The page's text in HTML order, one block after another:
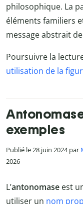
philosophique. La
éléments familiers
message abstrait
Poursuivre la
utilisation de la
exemples
Publié le 28 juin 2024 par
2026
L’antonomase est
utiliser un nom